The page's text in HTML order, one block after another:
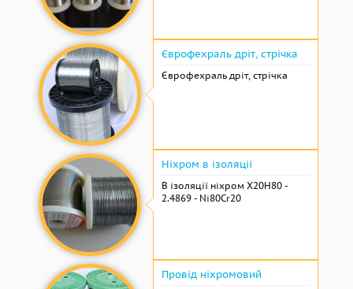
Єврофехраль дріт, стрічка
Єврофехраль дріт, стрічка
Ніхром в ізоляції
В ізоляції ніхром Х20Н80 -
2.4869 - Ni80Cr20
Провід ніхромовий